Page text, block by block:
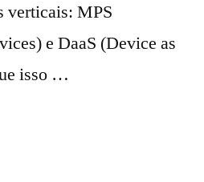
verticais: MPS
e DaaS (Device as
isso …